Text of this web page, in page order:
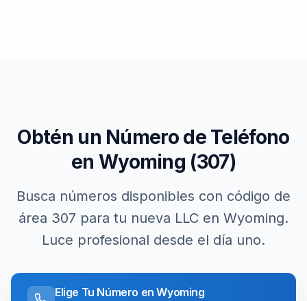
Obtén un Número de Teléfono
en Wyoming (307)
Busca números disponibles con código de
área 307 para tu nueva LLC en Wyoming.
Luce profesional desde el día uno.
Elige Tu Número enWyoming